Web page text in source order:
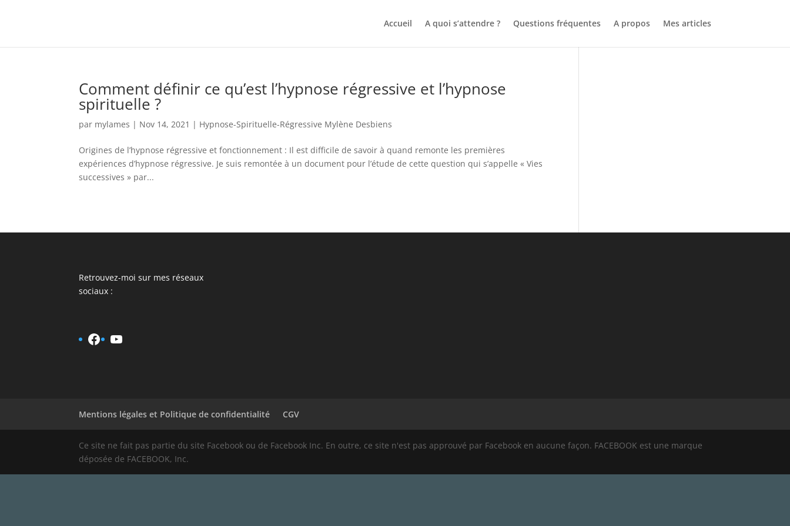
Accueil A quoi s’attendre ? Questions fréquentes A propos Mes articles
Comment définir ce qu’est l’hypnose régressive et l’hypnose
spirituelle ?
par mylames | Nov 14, 2021 | Hypnose-Spirituelle-Régressive Mylène Desbiens
Origines de l’hypnose régressive et fonctionnement : Il est difficile de savoir à quand remonte les premières
expériences d’hypnose régressive. Je suis remontée à un document pour l’étude de cette question qui s’appelle « Vies
successives » par...
Retrouvez-moi sur mes réseaux
sociaux :
Facebook
YouTube
Mentions légales et Politique de confidentialité CGV
Ce site ne fait pas partie du site Facebook ou de Facebook Inc. En outre, ce site n'est pas approuvé par Facebook en aucune façon. FACEBOOK est une marque
déposée de FACEBOOK, Inc.